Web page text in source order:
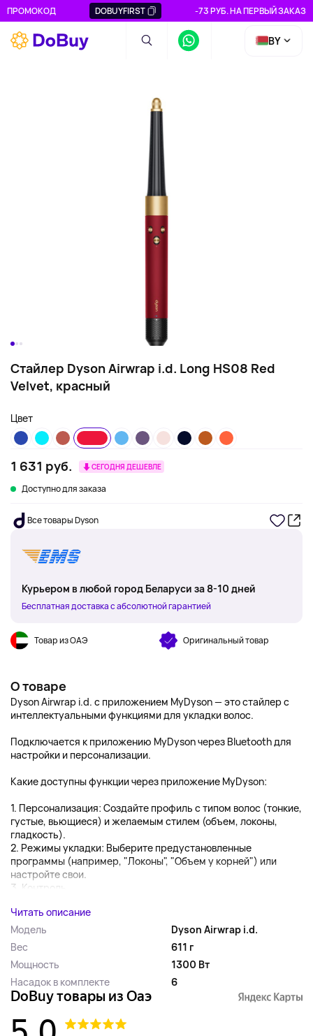
ПРОМОКОД DOBUYFIRST -73 РУБ. НА ПЕРВЫЙ ЗАКАЗ
BY
Стайлер Dyson Airwrap i.d. Long HS08 Red
Velvet, красный
Цвет
1 631 руб. СЕГОДНЯ ДЕШЕВЛЕ
Доступно для заказа
Все товары Dyson
Курьером в любой город Беларуси за 8-10 дней
Бесплатная доставка с абсолютной гарантией
Товар из ОАЭ Оригинальный товар
О товаре
Dyson Airwrap i.d. с приложением MyDyson — это стайлер с
интеллектуальными функциями для укладки волос.
Подключается к приложению MyDyson через Bluetooth для
настройки и персонализации.
Какие доступны функции через приложение MyDyson:
1. Персонализация: Создайте профиль с типом волос (тонкие,
густые, вьющиеся) и желаемым стилем (объем, локоны,
гладкость).
2. Режимы укладки: Выберите предустановленные
программы (например, "Локоны", "Объем у корней") или
настройте свои.
3. Контроль...
Читать описание
Модель
Dyson Airwrap i.d.
Вес
611 г
Мощность
1300 Вт
Насадок в комплекте
6